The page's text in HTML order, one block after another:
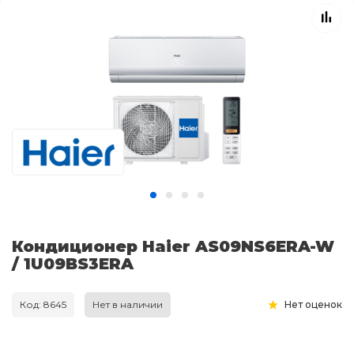
Кондиционер Haier AS09NS6ERA-W
/ 1U09BS3ERA
Код: 8645 Нет в наличии Нет оценок